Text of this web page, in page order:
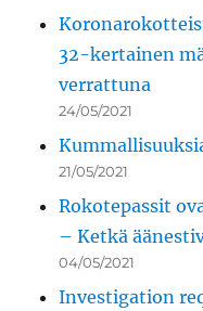
32-kertainen
verrattuna
24/05/2021
21/05/2021
Rokotepassit
– Ketkä
04/05/2021
Investigation